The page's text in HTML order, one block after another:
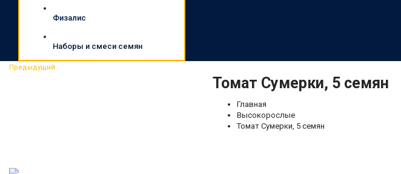
Физалис
Наборы и смеси семян
Предыдущий
Томат Сумерки, 5 семян
Главная
Высокорослые
Томат Сумерки, 5 семян